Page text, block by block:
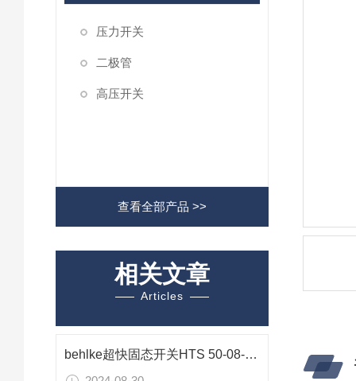
压力开关
二极管
高压开关
查看全部产品 >>
相关文章
Articles
behlke超快固态开关HTS 50-08-UF